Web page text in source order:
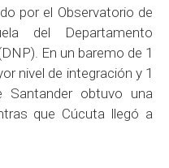
por el Observatorio de
del Departamento
En un baremo de 1
nivel de integración y 1
obtuvo una
que Cúcuta llegó a